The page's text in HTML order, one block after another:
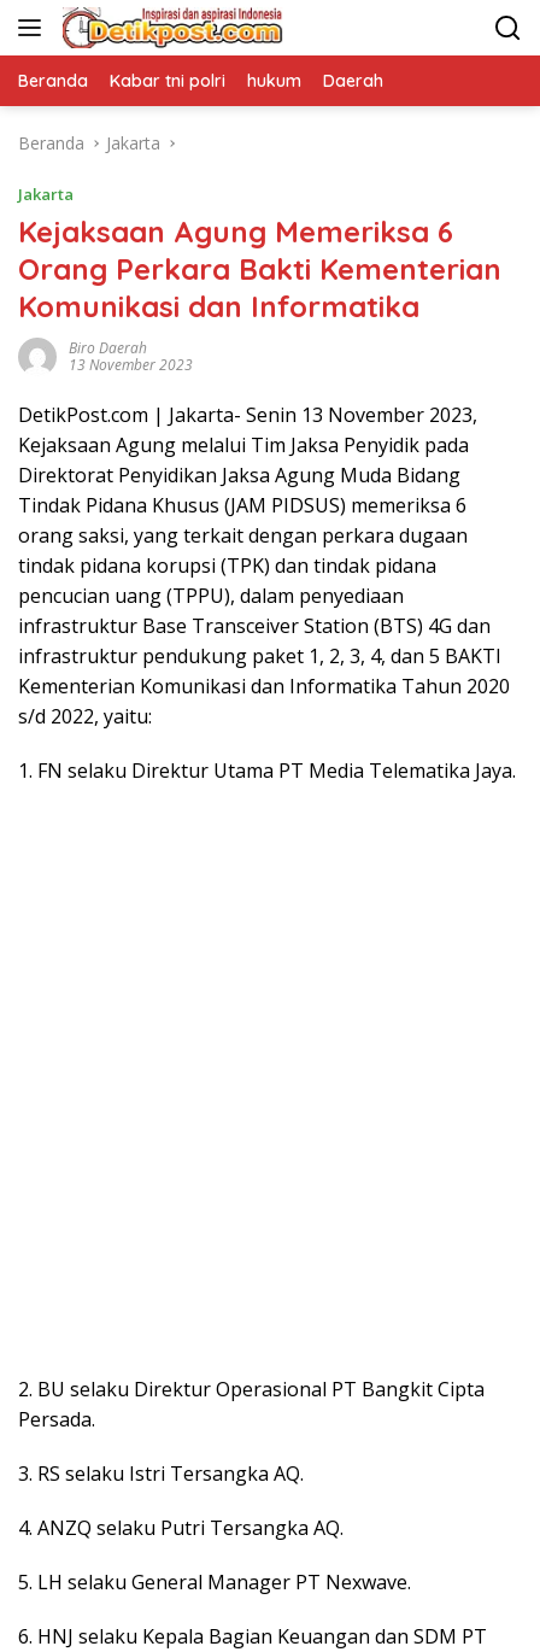
Langsung
Beranda Kabar tni polri hukum Daerah
Beranda Jakarta
Jakarta
Kejaksaan Agung Memeriksa 6
Orang Perkara Bakti Kementerian
Komunikasi dan Informatika
Biro Daerah
13 November 2023
DetikPost.com | Jakarta- Senin 13 November 2023,
Kejaksaan Agung melalui Tim Jaksa Penyidik pada
Direktorat Penyidikan Jaksa Agung Muda Bidang
Tindak Pidana Khusus (JAM PIDSUS) memeriksa 6
orang saksi, yang terkait dengan perkara dugaan
tindak pidana korupsi (TPK) dan tindak pidana
pencucian uang (TPPU), dalam penyediaan
infrastruktur Base Transceiver Station (BTS) 4G dan
infrastruktur pendukung paket 1, 2, 3, 4, dan 5 BAKTI
Kementerian Komunikasi dan Informatika Tahun 2020
s/d 2022, yaitu:
1. FN selaku Direktur Utama PT Media Telematika Jaya.
2. BU selaku Direktur Operasional PT Bangkit Cipta
Persada.
3. RS selaku Istri Tersangka AQ.
4. ANZQ selaku Putri Tersangka AQ.
5. LH selaku General Manager PT Nexwave.
6. HNJ selaku Kepala Bagian Keuangan dan SDM PT